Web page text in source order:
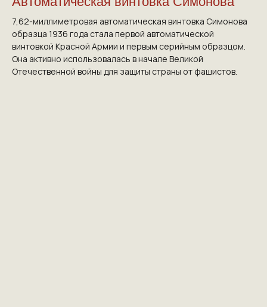
7,62-миллиметровая автоматическая винтовка Симонова
образца 1936 года стала первой автоматической
винтовкой Красной Армии и первым серийным образцом.
Она активно использовалась в начале Великой
Отечественной войны для защиты страны от фашистов.